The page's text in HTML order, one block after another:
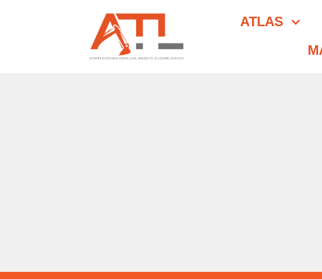
ATLAS